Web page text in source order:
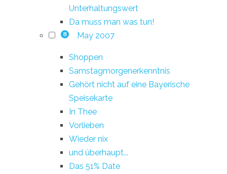
Unterhaltungswert
Da muss man was tun!
8 May 2007
Shoppen
Samstagmorgenerkenntnis
Gehört nicht auf eine Bayerische
Speisekarte
In Thee
Vorlieben
Wieder nix
und überhaupt...
Das 51% Date